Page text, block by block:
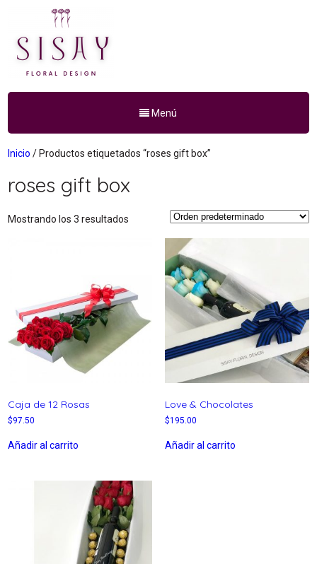
Menú
Inicio / Productos etiquetados “roses gift box”
roses gift box
Mostrando los 3 resultados
Caja de 12 Rosas
$97.50
Añadir al carrito
Love & Chocolates
$195.00
Añadir al carrito